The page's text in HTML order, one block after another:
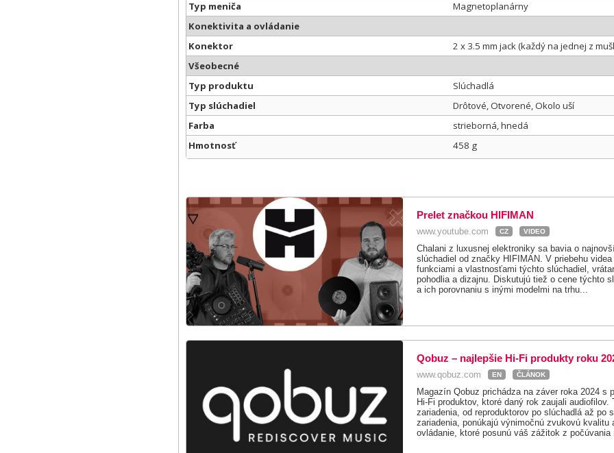
Typ meniča
Magnetoplanárny
Konektivita a ovládanie
Konektor
2 x 3.5 mm jack (každý na jednej z
Všeobecné
Typ produktu
Slúchadlá
Typ slúchadiel
Drôtové, Otvorené, Okolo uší
Farba
strieborná, hnedá
Hmotnosť
458 g
Prelet značkou HIFIMAN
www.youtube.com CZ VIDEO
Chalani z luxusnej elektroniky sa bavia o
slúchadiel od značky HIFIMAN. V priebehu
funkciami a vlastnosťami týchto slúchadiel,
pohodlia a dizajnu. Diskutujú tiež o cene týchto
a ich porovnaniu s inými modelmi na trhu...
Qobuz – najlepšie Hi-Fi produkty roku
www.qobuz.com EN ČLÁNOK
Magazín Qobuz prichádza na záver roka 2024 s
Hi-Fi produktov, ktoré daný rok zaujali audiofilov.
zariadenia, od reproduktorov po slúchadlá až po
zariadenia, ponúkajú výnimočnú zvukovú kvalitu
ovládanie, ktoré posunú váš zážitok z počúvania